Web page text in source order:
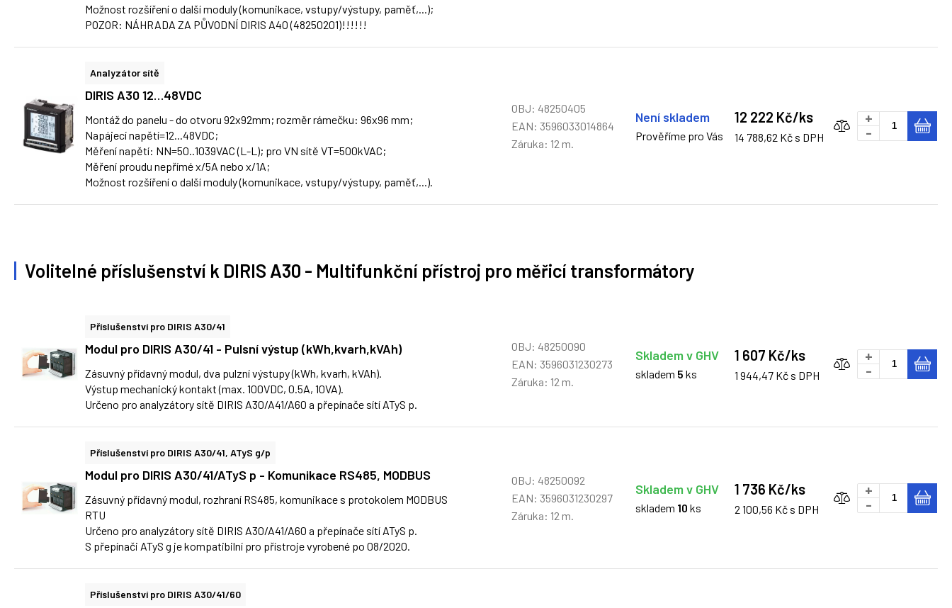
Možnost rozšíření o další moduly (komunikace, vstupy/výstupy, paměť,...);
POZOR: NÁHRADA ZA PŮVODNÍ DIRIS A40 (48250201)!!!!!!
Analyzátor sítě
DIRIS A30 12…48VDC
Montáž do panelu - do otvoru 92x92mm; rozměr rámečku: 96x96 mm;
Napájecí napětí=12...48VDC;
Měření napětí: NN=50..1039VAC (L-L); pro VN sítě VT=500kVAC;
Měření proudu nepřímé x/5A nebo x/1A;
Možnost rozšíření o další moduly (komunikace, vstupy/výstupy, paměť,...).
OBJ: 48250405
EAN: 3596033014864
Záruka: 12 m.
Není skladem
Prověříme pro Vás
12 222 Kč/ks
14 788,62 Kč s DPH
+
-
Volitelné příslušenství k DIRIS A30 - Multifunkční přístroj pro měřicí transformátory
Příslušenství pro DIRIS A30/41
Modul pro DIRIS A30/41 - Pulsní výstup (kWh,kvarh,kVAh)
Zásuvný přídavný modul, dva pulzní výstupy (kWh, kvarh, kVAh).
Výstup mechanický kontakt (max. 100VDC, 0.5A, 10VA).
Určeno pro analyzátory sítě DIRIS A30/A41/A60 a přepínače sítí ATyS p.
OBJ: 48250090
EAN: 3596031230273
Záruka: 12 m.
Skladem v GHV
skladem 5 ks
1 607 Kč/ks
1 944,47 Kč s DPH
+
-
Příslušenství pro DIRIS A30/41, ATyS g/p
Modul pro DIRIS A30/41/ATyS p - Komunikace RS485, MODBUS
Zásuvný přídavný modul, rozhraní RS485, komunikace s protokolem MODBUS
RTU
Určeno pro analyzátory sítě DIRIS A30/A41/A60 a přepínače sítí ATyS p.
S přepínači ATyS g je kompatibilní pro přístroje vyrobené po 08/2020.
OBJ: 48250092
EAN: 3596031230297
Záruka: 12 m.
Skladem v GHV
skladem 10 ks
1 736 Kč/ks
2 100,56 Kč s DPH
+
-
Příslušenství pro DIRIS A30/41/60